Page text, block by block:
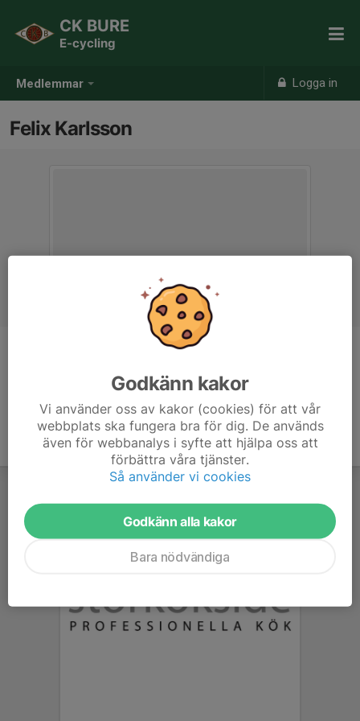
Medlemmar Logga in
CK BURE
E-cycling
Felix Karlsson
Godkänn kakor
Vi använder oss av kakor (cookies) för att vår
webbplats ska fungera bra för dig. De används
även för webbanalys i syfte att hjälpa oss att
förbättra våra tjänster.
Så använder vi cookies
Godkänn alla kakor
Bara nödvändiga